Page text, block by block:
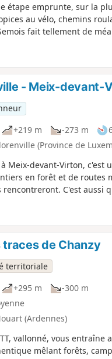
étape emprunte, sur la
au vélo, chemins
fait tellement de
remonte jusqu'à sa source
la Gaume et le pays
par la circulation
- Meix-devant-
+219 m -273 m
(Province de
Meix-devant-Virton, c'est
en forêt et de routes
rencontreront. C'est aussi
du versant Sud de la
de Chanzy
territoriale
+295 m
-300 m
(Ardennes)
vallonné, vous entraîne
mêlant forêts,